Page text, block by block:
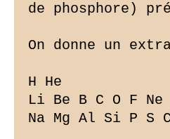
de phosphore)
On donne un
H He
Li Be B C O F Ne
Na Mg Al Si P S